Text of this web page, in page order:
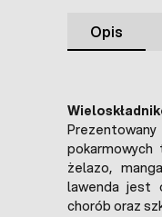
Opis
Prezentowany
żelazo,
lawenda jest
chorób oraz